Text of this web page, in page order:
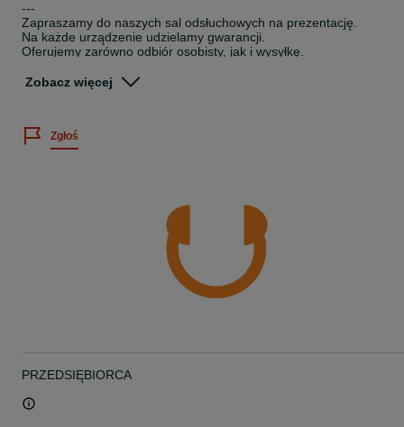
---
Zapraszamy do naszych sal odsłuchowych na prezentację.
Na każde urządzenie udzielamy gwarancji.
Oferujemy zarówno odbiór osobisty, jak i wysyłkę.
Numer ogłoszenia: 309/04/2026
Nautilus Kraków high-end hi-end hi-fi audio stereo ma 5300 integra
Zobacz więcej
Zgłoś
PRZEDSIĘBIORCA